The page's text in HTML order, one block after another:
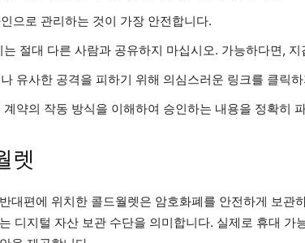
으로 관리하는 것이 가장 안전합니다.
는 절대 다른 사람과 공유하지 마십시오. 가능하다면,
유사한 공격을 피하기 위해 의심스러운 링크를 클릭
계약의 작동 방식을 이해하여 승인하는 내용을 정확히
렛
대편에 위치한 콜드월렛은 암호화폐를 안전하게 보
디지털 자산 보관 수단을 의미합니다. 실제로 휴대